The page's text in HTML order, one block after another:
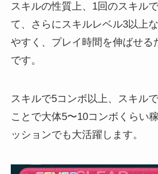
スキルの性質上、1回のスキル
て、さらにスキルレベル3以上
やすく、プレイ時間を伸ばせる
です。
スキルで5コンボ以上、スキル
ことで大体5〜10コンボくらい
ッションでも大活躍します。